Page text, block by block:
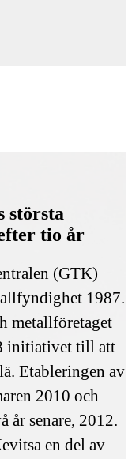
största
tio år
(GTK)
1987.
metallföretaget
initiativet till att
Etableringen av
2010 och
år senare, 2012.
en del av